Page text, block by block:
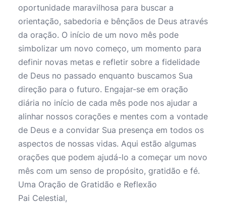
oportunidade maravilhosa para buscar a
orientação, sabedoria e bênçãos de Deus através
da oração. O início de um novo mês pode
simbolizar um novo começo, um momento para
definir novas metas e refletir sobre a fidelidade
de Deus no passado enquanto buscamos Sua
direção para o futuro. Engajar-se em oração
diária no início de cada mês pode nos ajudar a
alinhar nossos corações e mentes com a vontade
de Deus e a convidar Sua presença em todos os
aspectos de nossas vidas. Aqui estão algumas
orações que podem ajudá-lo a começar um novo
mês com um senso de propósito, gratidão e fé.
Uma Oração de Gratidão e Reflexão
Pai Celestial,